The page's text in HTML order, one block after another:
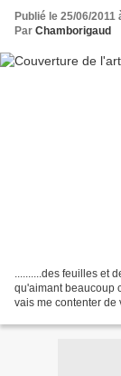
Publié le 25/06/2011
Par Chamborigaud
..........des feuilles et
qu'aimant beaucoup
vais me contenter de